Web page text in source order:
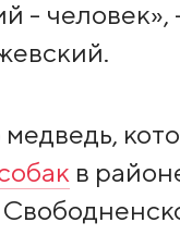
- человек»,
медведь,
в